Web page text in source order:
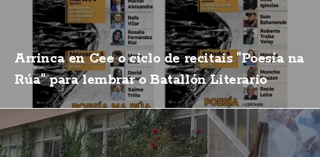
Arrinca en Cee o ciclo de recitais "Poesía na
Rúa" para lembrar o Batallón Literario